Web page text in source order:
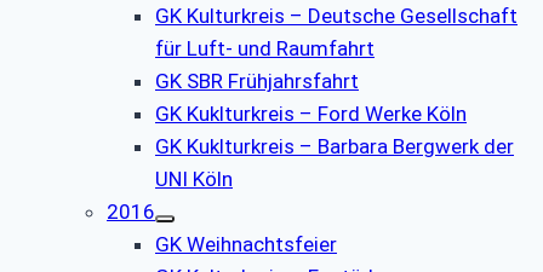
GK Kulturkreis – Deutsche Gesellschaft
für Luft- und Raumfahrt
GK SBR Frühjahrsfahrt
GK Kuklturkreis – Ford Werke Köln
GK Kuklturkreis – Barbara Bergwerk der
UNI Köln
2016
GK Weihnachtsfeier